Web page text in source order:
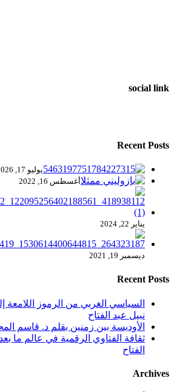
social link
Recent Posts
يوليو 17, 2026
أغسطس 16, 2022
يناير 22, 2024
ديسمبر 19, 2021
Recent Posts
السياسي الغربي من الرموز اللامعة
نبيل عبد الفتاح
الأوديسة بين زمنين بقلم د. قاسم
ثقافة الفتاوي الرقمية في عالم ما
الفتاح
Archives